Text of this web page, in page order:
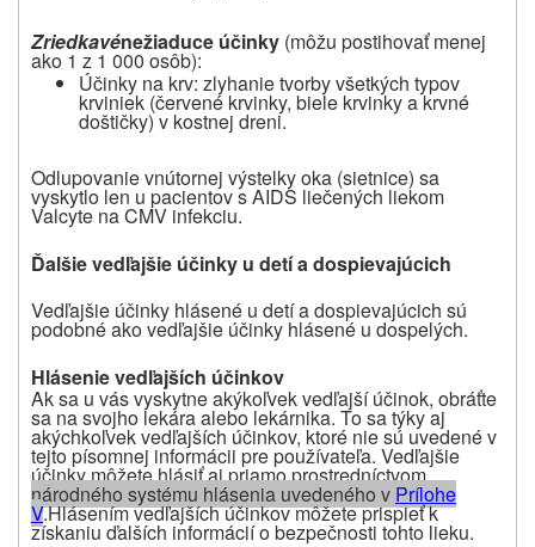
Zriedkavénežiaduce účinky (môžu postihovať menej
ako 1 z 1 000 osôb):
Účinky na krv: zlyhanie tvorby všetkých typov
krviniek (červené krvinky, biele krvinky a krvné
doštičky) v kostnej dreni.
Odlupovanie vnútornej výstelky oka (sietnice) sa
vyskytlo len u pacientov s AIDS liečených liekom
Valcyte na CMV infekciu.
Ďalšie vedľajšie účinky u detí a dospievajúcich
Vedľajšie účinky hlásené u detí a dospievajúcich sú
podobné ako vedľajšie účinky hlásené u dospelých.
Hlásenie vedľajších účinkov
Ak sa u vás vyskytne akýkoľvek vedľajší účinok, obráťte
sa na svojho lekára alebo lekárnika. To sa týky aj
akýchkoľvek vedľajších účinkov, ktoré nie sú uvedené v
tejto písomnej informácii pre používateľa. Vedľajšie
účinky môžete hlásiť aj priamo prostredníctvom
národného systému hlásenia uvedeného v Prílohe
V.Hlásením vedľajších účinkov môžete prispieť k
získaniu ďalších informácií o bezpečnosti tohto lieku.